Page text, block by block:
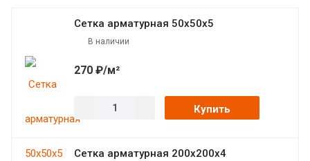
Сетка арматурная 50х50х5
В наличии
270 ₽/м²
Купить
Сетка арматурная 200х200х4